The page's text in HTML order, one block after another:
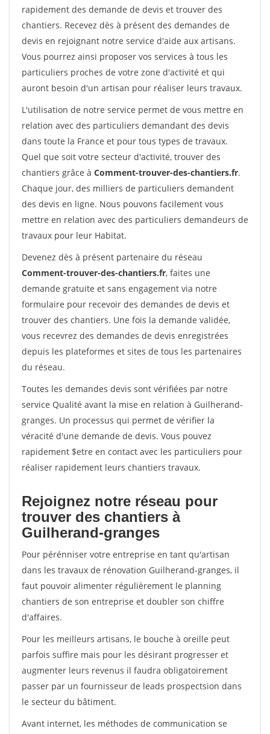
rapidement des demande de devis et trouver des
chantiers. Recevez dès à présent des demandes de
devis en rejoignant notre service d'aide aux artisans.
Vous pourrez ainsi proposer vos services à tous les
particuliers proches de votre zone d'activité et qui
auront besoin d'un artisan pour réaliser leurs travaux.
L'utilisation de notre service permet de vous mettre en
relation avec des particuliers demandant des devis
dans toute la France et pour tous types de travaux.
Quel que soit votre secteur d'activité, trouver des
chantiers grâce à Comment-trouver-des-chantiers.fr.
Chaque jour, des milliers de particuliers demandent
des devis en ligne. Nous pouvons facilement vous
mettre en relation avec des particuliers demandeurs de
travaux pour leur Habitat.
Devenez dès à présent partenaire du réseau
Comment-trouver-des-chantiers.fr, faites une
demande gratuite et sans engagement via notre
formulaire pour recevoir des demandes de devis et
trouver des chantiers. Une fois la demande validée,
vous recevrez des demandes de devis enregistrées
depuis les plateformes et sites de tous les partenaires
du réseau.
Toutes les demandes devis sont vérifiées par notre
service Qualité avant la mise en relation à Guilherand-
granges. Un processus qui permet de vérifier la
véracité d'une demande de devis. Vous pouvez
rapidement $etre en contact avec les particuliers pour
réaliser rapidement leurs chantiers travaux.
Rejoignez notre réseau pour
trouver des chantiers à
Guilherand-granges
Pour pérénniser votre entreprise en tant qu'artisan
dans les travaux de rénovation Guilherand-granges, il
faut pouvoir alimenter régulièrement le planning
chantiers de son entreprise et doubler son chiffre
d'affaires.
Pour les meilleurs artisans, le bouche à oreille peut
parfois suffire mais pour les désirant progresser et
augmenter leurs revenus il faudra obligatoirement
passer par un fournisseur de leads prospectsion dans
le secteur du bâtiment.
Avant internet, les méthodes de communication se